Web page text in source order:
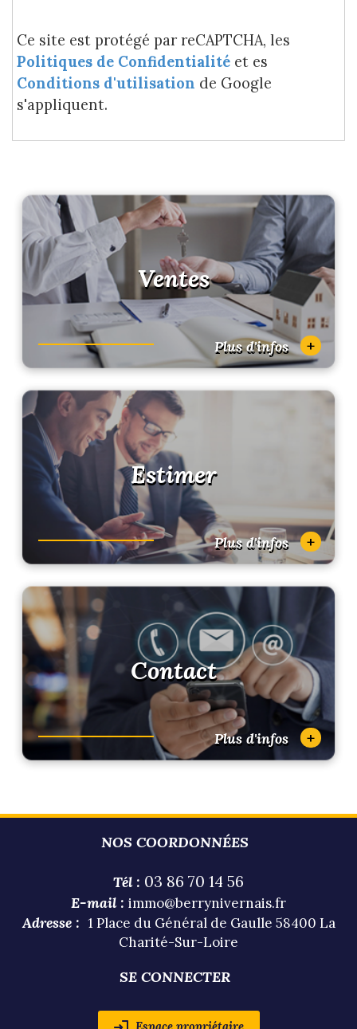
Ce site est protégé par reCAPTCHA, les
Politiques de Confidentialité et es
Conditions d'utilisation de Google
s'appliquent.
Ventes
Plus d'infos +
Estimer
Plus d'infos +
Contact
Plus d'infos +
NOS COORDONNÉES
Tél : 03 86 70 14 56
E-mail : immo@berrynivernais.fr
Adresse : 1 Place du Général de Gaulle 58400 La
Charité-Sur-Loire
SE CONNECTER